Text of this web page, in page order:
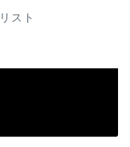
スト